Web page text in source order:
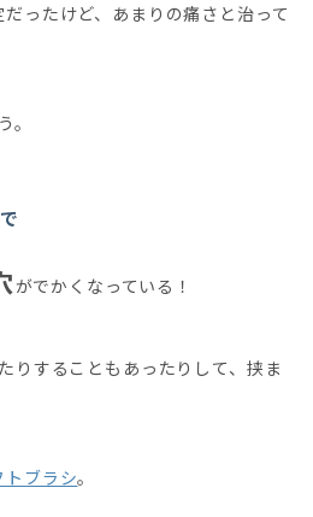
ったけど、あまりの痛さと治って
がでかくなっている！
りすることもあったりして、挟ま
トブラシ。